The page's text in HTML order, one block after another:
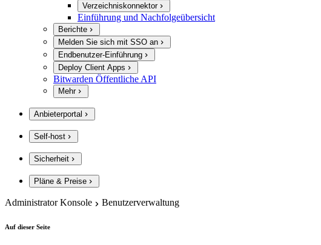
Verzeichniskonnektor
Einführung und Nachfolgeübersicht
Berichte
Melden Sie sich mit SSO an
Endbenutzer-Einführung
Deploy Client Apps
Bitwarden Öffentliche API
Mehr
Anbieterportal
Self-host
Sicherheit
Pläne & Preise
Administrator Konsole Benutzerverwaltung
Auf dieser Seite